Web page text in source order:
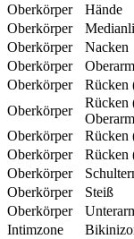
Oberkörper
Hände
Oberkörper
Oberkörper
Nacken
Oberkörper
Oberkörper
Rücken
Oberkörper
Rücken
Oberkörper
Rücken
Oberkörper
Rücken
Oberkörper
Oberkörper
Steiß
Oberkörper
Intimzone